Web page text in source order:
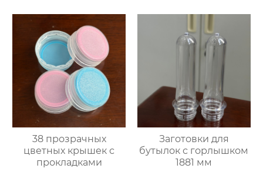
38 прозрачных
цветных крышек с
прокладками
Заготовки для
бутылок с горлышком
1881 мм